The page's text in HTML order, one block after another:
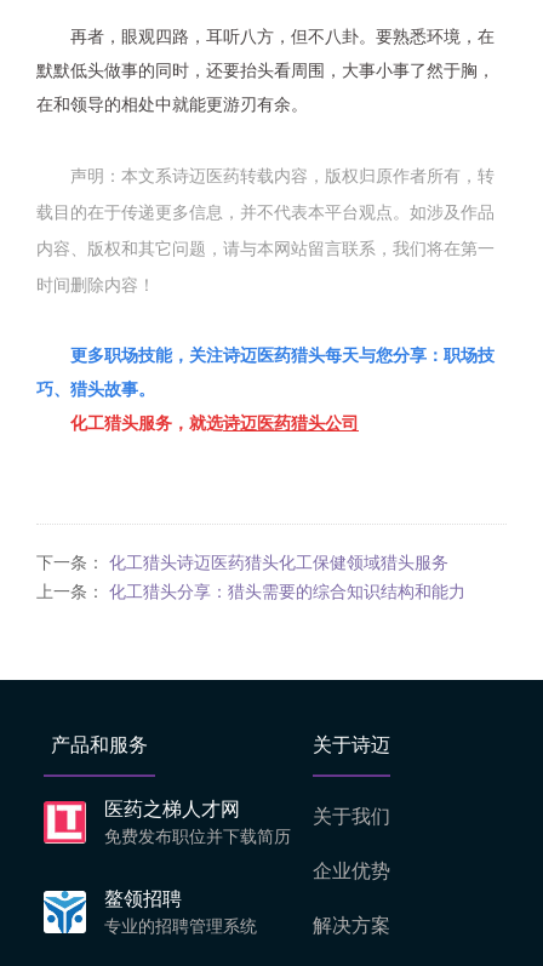
再者，眼观四路，耳听八方，但不八卦。要熟悉环境，在
默默低头做事的同时，还要抬头看周围，大事小事了然于胸，
在和领导的相处中就能更游刃有余。
声明：本文系诗迈医药转载内容，版权归原作者所有，转
载目的在于传递更多信息，并不代表本平台观点。如涉及作品
内容、版权和其它问题，请与本网站留言联系，我们将在第一
时间删除内容！
更多职场技能， 关注诗迈医药猎头每天与您分享：职场技
巧、猎头故事。
化工猎头服务，就选诗迈医药猎头公司
下一条： 化工猎头诗迈医药猎头化工保健领域猎头服务
上一条： 化工猎头分享：猎头需要的综合知识结构和能力
产品和服务
医药之梯人才网
免费发布职位并下载简历
鳌领招聘
专业的招聘管理系统
关于诗迈
关于我们
企业优势
解决方案